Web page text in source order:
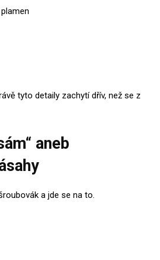
tyto detaily zachytí dřív, než se z
aneb
a jde se na to.